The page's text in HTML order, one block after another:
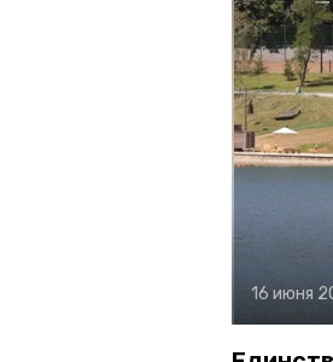
16 июня